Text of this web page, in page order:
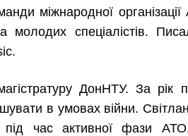
міжнародної
молодих спеціалістів.
ДонНТУ. За
в умовах війни.
час активної фази